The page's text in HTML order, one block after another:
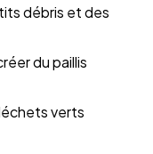
débris et des
du paillis
verts